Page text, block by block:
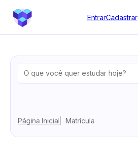
EntrarCadastrar
Página Inicial Matrícula